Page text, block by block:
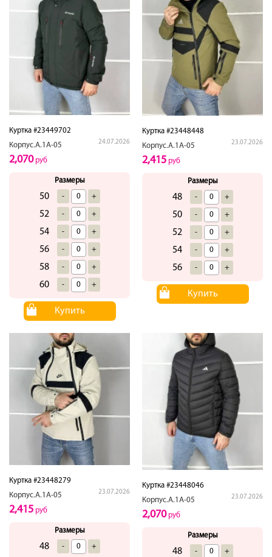
Куртка #23449702
Корпус.А.1А-05
24.07.2026
2,070руб
Размеры
50 - +
52 - +
54 - +
56 - +
58 - +
60 - +
Купить
Куртка #23448448
Корпус.А.1А-05
23.07.2026
2,415 руб
Размеры
48 - +
50 - +
52 - +
54 - +
56 - +
Купить
Куртка #23448279
Корпус.А.1А-05
23.07.2026
2,415 руб
Размеры
48 - +
Куртка #23448046
Корпус.А.1А-05
23.07.2026
2,070руб
Размеры
48 - +